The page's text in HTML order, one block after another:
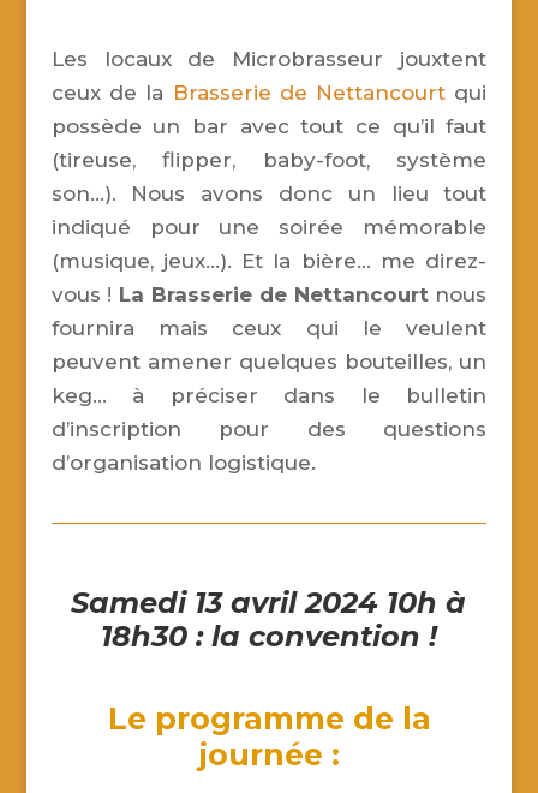
Les locaux de Microbrasseur jouxtent
ceux de la Brasserie de Nettancourt qui
possède un bar avec tout ce qu’il faut
(tireuse, flipper, baby-foot, système
son…). Nous avons donc un lieu tout
indiqué pour une soirée mémorable
(musique, jeux…). Et la bière… me direz-
vous ! La Brasserie de Nettancourtnous
fournira mais ceux qui le veulent
peuvent amener quelques bouteilles, un
keg… à préciser dans le bulletin
d’inscription pour des questions
d’organisation logistique.
Samedi 13 avril 2024 10h à
18h30 : la convention !
Le programme de la
journée :